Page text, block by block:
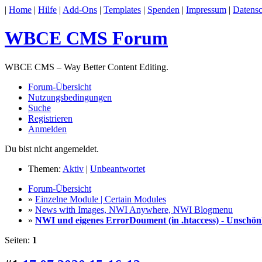
| Home | Hilfe | Add-Ons | Templates | Spenden | Impressum |
WBCE CMS Forum
WBCE CMS – Way Better Content Editing.
Forum-Übersicht
Nutzungsbedingungen
Suche
Registrieren
Anmelden
Du bist nicht angemeldet.
Themen: Aktiv | Unbeantwortet
Forum-Übersicht
» Einzelne Module | Certain Modules
» News with Images, NWI Anywhere, NWI Blogmenu
» NWI und eigenes ErrorDoument (in .htaccess) -
Seiten: 1